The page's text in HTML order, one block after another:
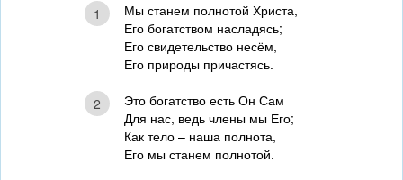
1
Мы станем полнотой Христа,
Его богатством насладясь;
Его свидетельство несём,
Его природы причастясь.
2
Это богатство есть Он Сам
Для нас, ведь члены мы Его;
Как тело – наша полнота,
Его мы станем полнотой.